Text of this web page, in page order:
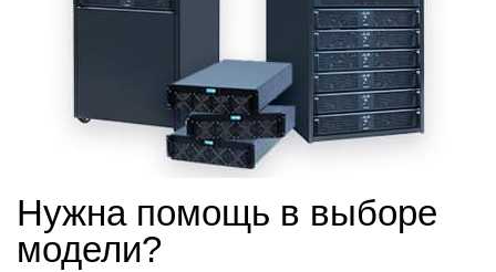
Нужна помощь в выборе
модели?